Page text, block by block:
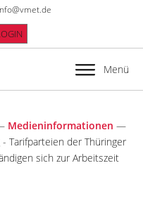
Menü
Medieninformationen —
Tarifparteien der Thüringer
sich zur Arbeitszeit